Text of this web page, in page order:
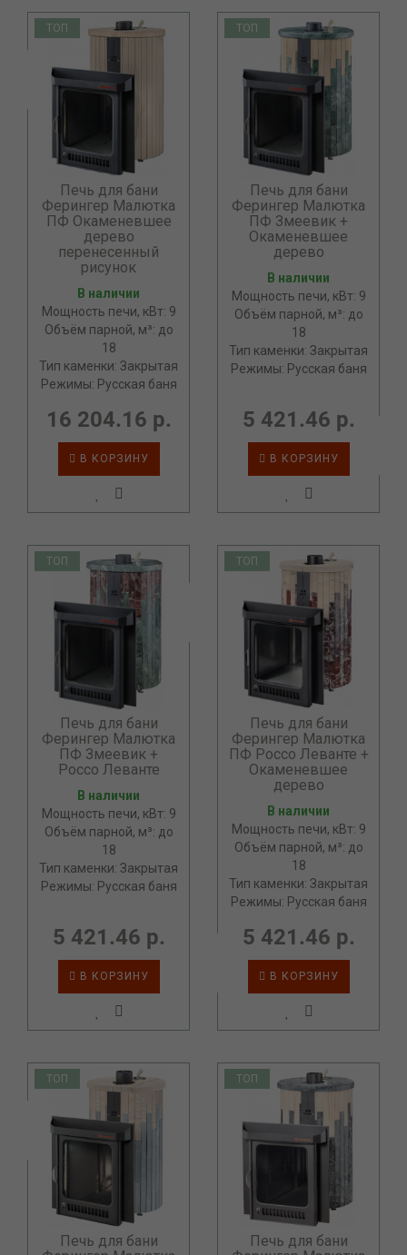
ТОП
Печь для бани
Ферингер Малютка
ПФ Окаменевшее
дерево
перенесенный
рисунок
В наличии
Мощность печи, кВт: 9
Объём парной, м³: до
18
Тип каменки: Закрытая
Режимы: Русская баня
16 204.16 р.
В КОРЗИНУ
ТОП
Печь для бани
Ферингер Малютка
ПФ Змеевик +
Окаменевшее
дерево
В наличии
Мощность печи, кВт: 9
Объём парной, м³: до
18
Тип каменки: Закрытая
Режимы: Русская баня
5 421.46 р.
В КОРЗИНУ
ТОП
Печь для бани
Ферингер Малютка
ПФ Змеевик +
Россо Леванте
В наличии
Мощность печи, кВт: 9
Объём парной, м³: до
18
Тип каменки: Закрытая
Режимы: Русская баня
5 421.46 р.
В КОРЗИНУ
ТОП
Печь для бани
Ферингер Малютка
ПФ Россо Леванте +
Окаменевшее
дерево
В наличии
Мощность печи, кВт: 9
Объём парной, м³: до
18
Тип каменки: Закрытая
Режимы: Русская баня
5 421.46 р.
В КОРЗИНУ
ТОП
Печь для бани
ТОП
Печь для бани